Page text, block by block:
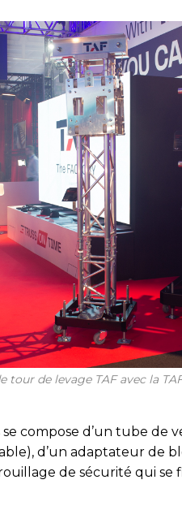
de levage TAF avec la
se compose d’un tube de
d’un adaptateur de
de sécurité qui se